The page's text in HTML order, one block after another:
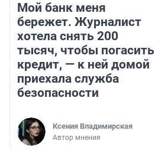
Мой банк меня
бережет. Журналист
хотела снять 200
тысяч, чтобы погасить
кредит, — к ней домой
приехала служба
безопасности
Ксения Владимирская
Автор мнения